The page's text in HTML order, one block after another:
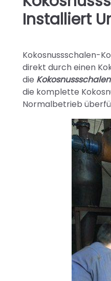
Installiert
Kokosnussschalen-
direkt durch einen
die
die komplette
Normalbetrieb